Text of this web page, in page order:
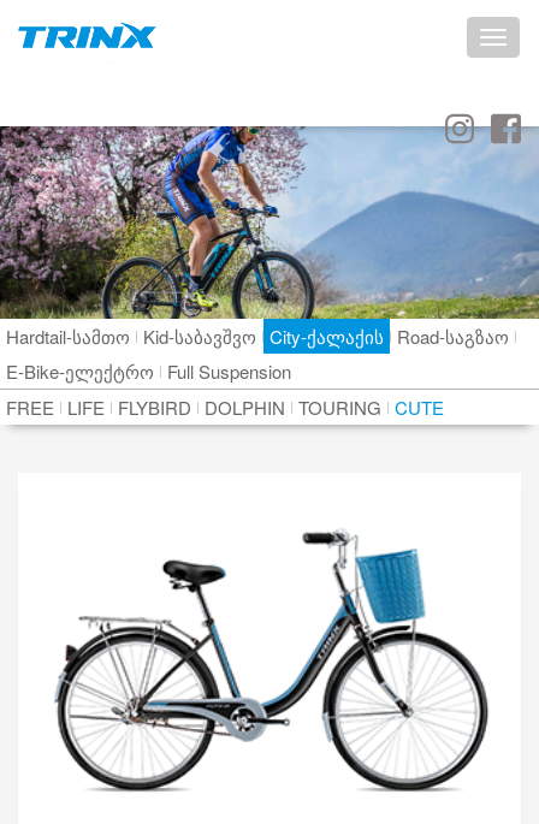
Toggle
Hardtail-სამთო Kid-საბავშვო City-ქალაქის
Road-საგზაო
E-Bike-ელექტრო
Full Suspension
FREE
LIFE FLYBIRD DOLPHIN TOURING CUTE